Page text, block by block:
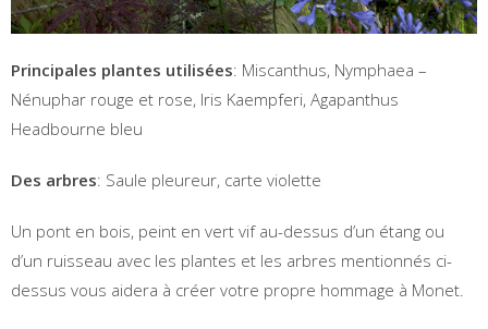
Principales plantes utilisées: Miscanthus, Nymphaea –
Nénuphar rouge et rose, Iris Kaempferi, Agapanthus
Headbourne bleu
Des arbres: Saule pleureur, carte violette
Un pont en bois, peint en vert vif au-dessus d’un étang ou
d’un ruisseau avec les plantes et les arbres mentionnés ci-
dessus vous aidera à créer votre propre hommage à Monet.